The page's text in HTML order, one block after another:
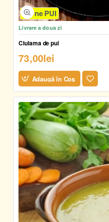
Carne PUI
Livrare a doua zi
Ciulama de pui
73,00lei
Adaugă în Coş